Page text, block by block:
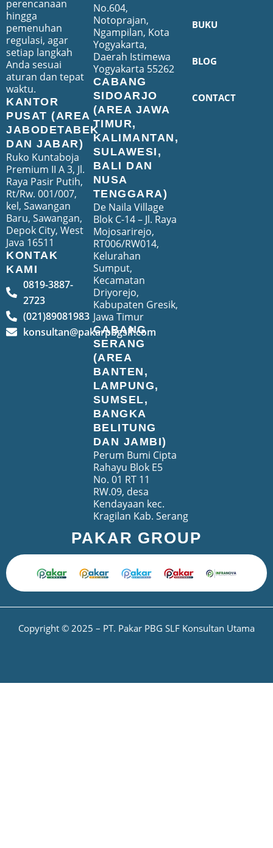
perencanaan
hingga
pemenuhan
regulasi, agar
setiap langkah
Anda sesuai
aturan dan tepat
waktu.
KANTOR
PUSAT (AREA
JABODETABEK
DAN JABAR)
Ruko Kuntaboja
Premium II A 3, Jl.
Raya Pasir Putih,
Rt/Rw. 001/007,
kel, Sawangan
Baru, Sawangan,
Depok City, West
Java 16511
KONTAK
KAMI
0819-3887-
2723
(021)89081983
konsultan@pakarpbgslf.com
No.604,
Notoprajan,
Ngampilan, Kota
Yogyakarta,
Daerah Istimewa
Yogyakarta 55262
CABANG
SIDOARJO
(AREA JAWA
TIMUR,
KALIMANTAN,
SULAWESI,
BALI DAN
NUSA
TENGGARA)
De Naila Village
Blok C-14 – Jl. Raya
Mojosarirejo,
RT006/RW014,
Kelurahan
Sumput,
Kecamatan
Driyorejo,
Kabupaten Gresik,
Jawa Timur
CABANG
SERANG
(AREA
BANTEN,
LAMPUNG,
SUMSEL,
BANGKA
BELITUNG
DAN JAMBI)
Perum Bumi Cipta
Rahayu Blok E5
No. 01 RT 11
RW.09, desa
Kendayaan kec.
Kragilan Kab. Serang
BUKU
BLOG
CONTACT
PAKAR GROUP
Copyright © 2025 – PT. Pakar PBG SLF Konsultan Utama